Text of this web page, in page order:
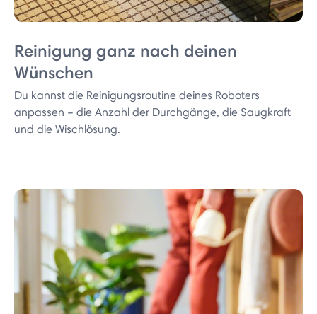
Reinigung ganz nach deinen
Wünschen
Du kannst die Reinigungsroutine deines Roboters
anpassen – die Anzahl der Durchgänge, die Saugkraft
und die Wischlösung.